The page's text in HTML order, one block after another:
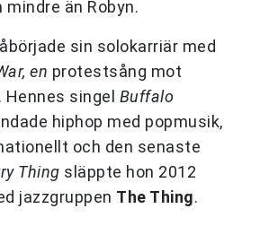
än Robyn.
sin solokarriär med
en protestsång mot
singel Buffalo
hiphop med popmusik,
och den senaste
Thing släppte hon 2012
jazzgruppen The Thing.